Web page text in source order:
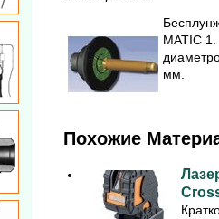
MATIC
мм.
Похожие